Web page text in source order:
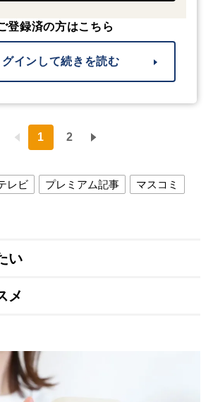
登録済の方はこちら
グインして続きを読む
1 2
レビ プレミアム記事
マスコミ
い
メ